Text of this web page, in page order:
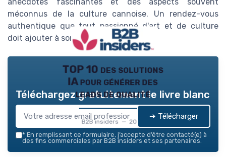
méconnus de la culture cannoise. Un rendez-vous
authentique que tout passionné d'art et de culture
doit ajouter à son carnet d'adresses.
TOP 10 des solutions
IA pour générer des
leads de qualité
B2B insiders — 2026
Téléchargez gratuitement le livre blanc
➔ Télécharger
* En remplissant ce formulaire, j’accepte d’être contacté(e) à
des fins commerciales par B2B insiders et ses partenaires.